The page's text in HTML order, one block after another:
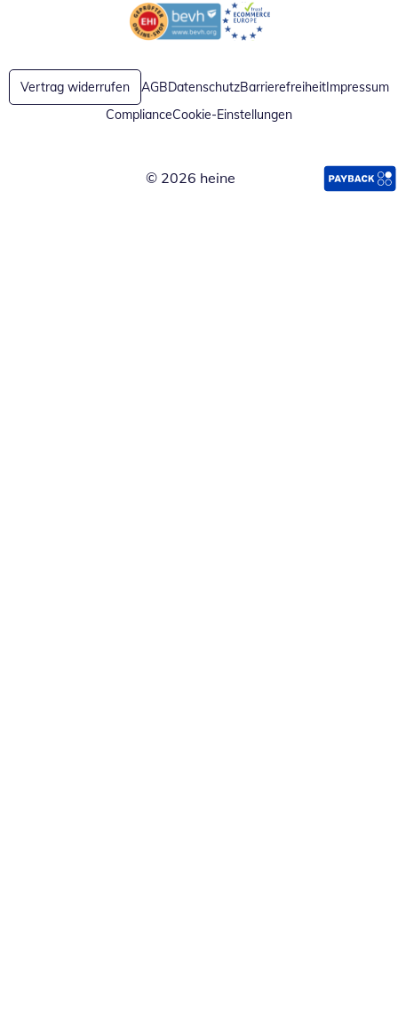
Öffnet in neuem FensterÖffnet in neuem Fenster
Vertrag widerrufen AGBDatenschutzBarrierefreiheitImpressum
ComplianceCookie-Einstellungen
© 2026 heine